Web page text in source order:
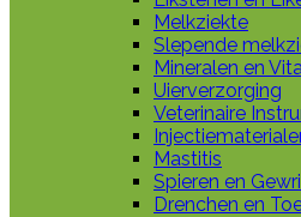
Melkziekte
Slepende
Mineralen en
Uierverzorging
Veterinaire
Mastitis
Spieren en
Drenchen en